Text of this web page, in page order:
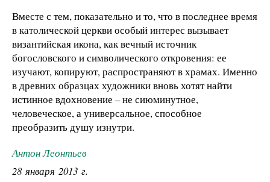
Вместе с тем, показательно и то, что в последнее время
в католической церкви особый интерес вызывает
византийская икона, как вечный источник
богословского и символического откровения: ее
изучают, копируют, распространяют в храмах. Именно
в древних образцах художники вновь хотят найти
истинное вдохновение – не сиюминутное,
человеческое, а универсальное, способное
преобразить душу изнутри.
Антон Леонтьев
28 января 2013 г.